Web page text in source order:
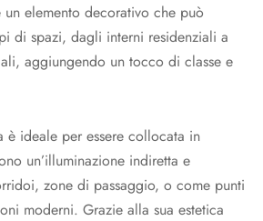
elemento decorativo che può
di spazi, dagli interni residenziali a
aggiungendo un tocco di classe e
è ideale per essere collocata in
un’illuminazione indiretta e
zone di passaggio, o come punti
moderni. Grazie alla sua estetica